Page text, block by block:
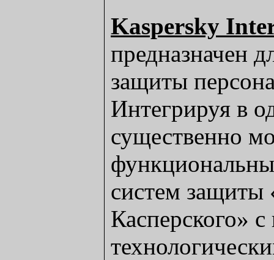
Kaspersky
предназначен
защиты
Интегрируя в
существенно
систем защиты
Касперского»